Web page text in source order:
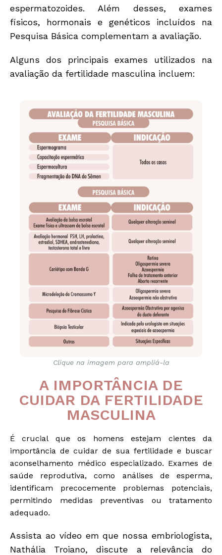
espermatozoides.Além desses, exames
físicos, hormonais e genéticos incluídos na
Pesquisa Básica complementam a avaliação.
Alguns dos principais exames utilizados na
avaliação da fertilidade masculina incluem:
Clique na imagem para ampliá-la
A IMPORTÂNCIA DE
CUIDAR DA FERTILIDADE
MASCULINA
É crucial que os homens estejam cientes da
importância de cuidar de sua fertilidade e buscar
aconselhamento médico especializado. Exames de
saúde reprodutiva, como análises de esperma,
identificam precocemente problemas potenciais,
permitindo medidas preventivas ou tratamento
adequado.
Assista ao vídeo em que nossa embriologista,
Nathália Troiano, discute a relevância do